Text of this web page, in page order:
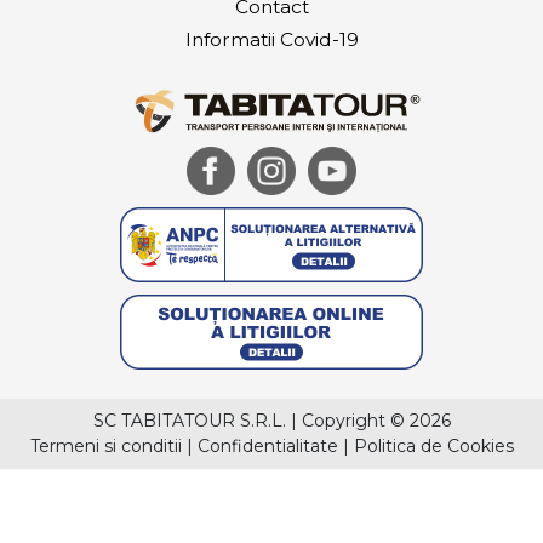
Contact
Informatii Covid-19
SC TABITATOUR S.R.L. | Copyright © 2026
Termeni si conditii | Confidentialitate | Politica de Cookies